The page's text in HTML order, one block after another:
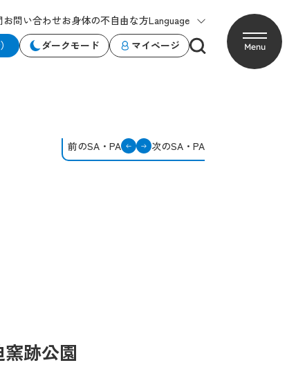
お問い合わせお身体の不自由な方Language
ダークモード マイページ Menu
前のSA・PA 次のSA・PA
跡公園